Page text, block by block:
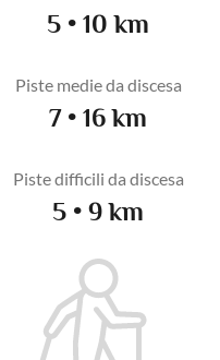
5 • 10 km
Piste medie da discesa
7 • 16 km
Piste difficili da discesa
5 • 9 km